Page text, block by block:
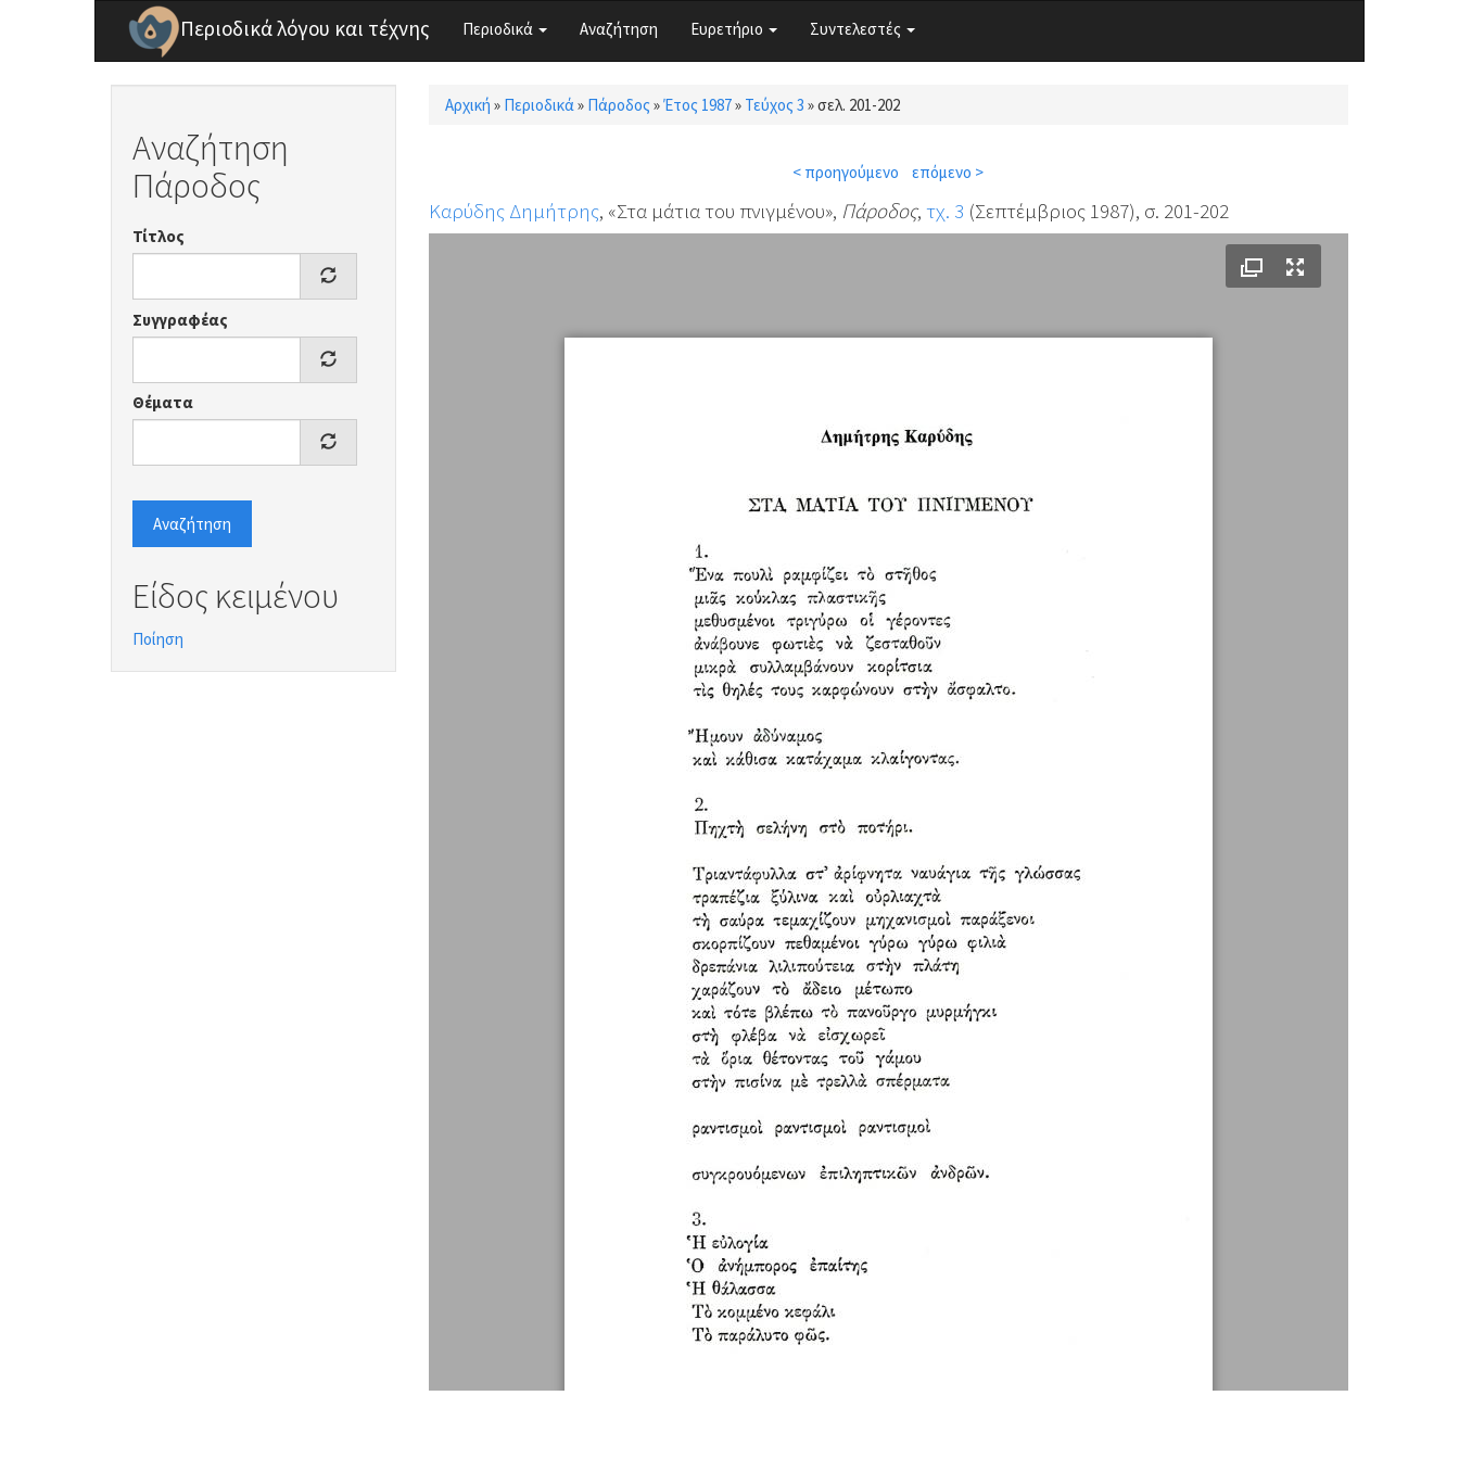
Παράκαμψη προς το κυρίως περιεχόμενο
Περιοδικά λόγου και τέχνης Περιοδικά Αναζήτηση Ευρετήριο Συντελεστές
Αναζήτηση
Πάροδος
Τίτλος
Συγγραφέας
Θέματα
Αναζήτηση
Είδος κειμένου
Ποίηση
Είστε εδώ
Αρχική » Περιοδικά» Πάροδος »Έτος 1987» Τεύχος 3 »σελ. 201-202
< προηγούμενο επόμενο >
Καρύδης Δημήτρης, «Στα μάτια του πνιγμένου», Πάροδος, τχ. 3 (Σεπτέμβριος 1987), σ. 201-202